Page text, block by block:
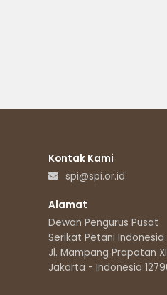
Kontak Kami
spi@spi.or.id
Alamat
Dewan Pengurus Pusat
Serikat Petani Indonesia
Jl. Mampang Prapatan
Jakarta - Indonesia